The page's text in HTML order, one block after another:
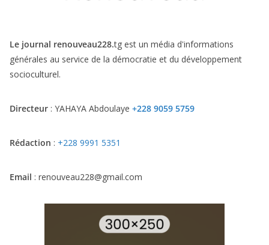
Le journal renouveau228.tg est un média d'informations
générales au service de la démocratie et du développement
socioculturel.
Directeur : YAHAYA Abdoulaye +228 9059 5759
Rédaction : +228 9991 5351
Email : renouveau228@gmail.com